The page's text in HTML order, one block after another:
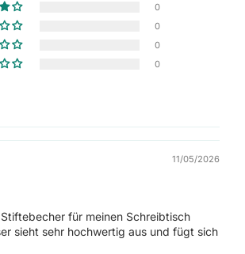
0
0
0
0
11/05/2026
für meinen Schreibtisch
sieht sehr hochwertig aus und fügt sich